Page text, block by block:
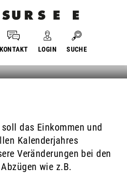
KONTAKT LOGIN SUCHE
das Einkommen und
Kalenderjahres
Veränderungen bei den
wie z.B.